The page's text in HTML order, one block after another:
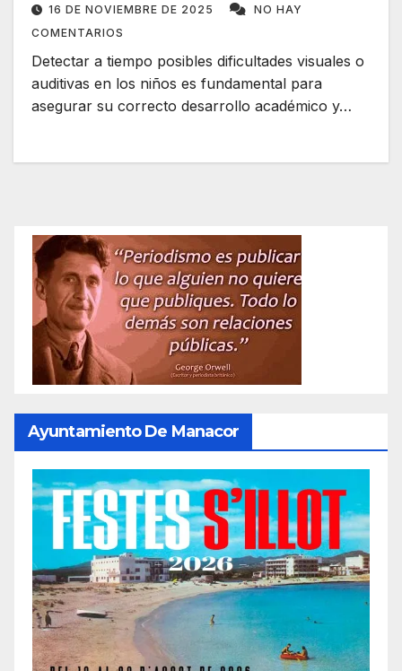
16 DE NOVIEMBRE DE 2025
NO HAY
COMENTARIOS
Detectar a tiempo posibles dificultades visuales o
auditivas en los niños es fundamental para
asegurar su correcto desarrollo académico y…
Ayuntamiento De Manacor